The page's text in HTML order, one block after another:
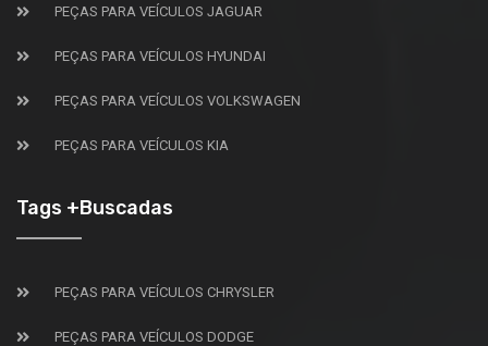
PEÇAS PARA VEÍCULOS JAGUAR
PEÇAS PARA VEÍCULOS HYUNDAI
PEÇAS PARA VEÍCULOS VOLKSWAGEN
PEÇAS PARA VEÍCULOS KIA
Tags +Buscadas
PEÇAS PARA VEÍCULOS CHRYSLER
PEÇAS PARA VEÍCULOS DODGE